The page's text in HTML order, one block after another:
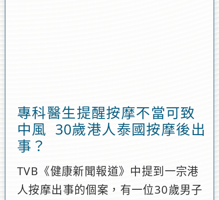
專科醫生提醒按摩不當可致
中風 30歲港人泰國按摩後出
事？
TVB《健康新聞報道》中提到一宗港
人按摩出事的個案，有一位30歲男子